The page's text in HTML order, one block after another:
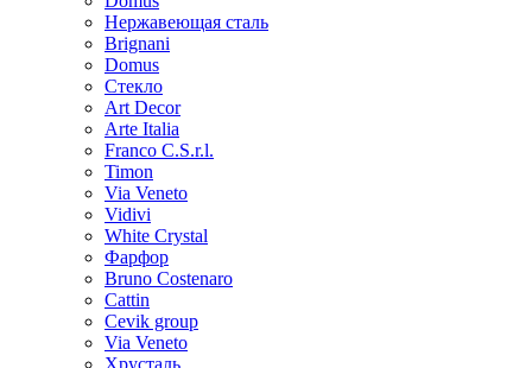
Нержавеющая сталь
Brignani
Domus
Стекло
Art Decor
Arte Italia
Franco C.S.r.l.
Timon
Via Veneto
Vidivi
White Crystal
Фарфор
Bruno Costenaro
Cattin
Cevik group
Via Veneto
Хрусталь